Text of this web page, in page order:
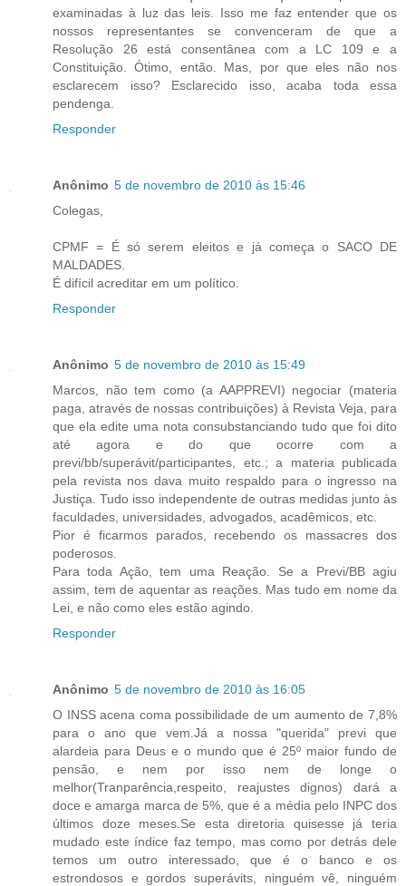
examinadas à luz das leis. Isso me faz entender que os
nossos representantes se convenceram de que a
Resolução 26 está consentânea com a LC 109 e a
Constituição. Ótimo, então. Mas, por que eles não nos
esclarecem isso? Esclarecido isso, acaba toda essa
pendenga.
Responder
Anônimo 5 de novembro de 2010 às 15:46
Colegas,
CPMF = É só serem eleitos e já começa o SACO DE
MALDADES.
É difícil acreditar em um político.
Responder
Anônimo 5 de novembro de 2010 às 15:49
Marcos, não tem como (a AAPPREVI) negociar (materia
paga, através de nossas contribuições) à Revista Veja, para
que ela edite uma nota consubstanciando tudo que foi dito
até agora e do que ocorre com a
previ/bb/superávit/participantes, etc.; a materia publicada
pela revista nos dava muito respaldo para o ingresso na
Justiça. Tudo isso independente de outras medidas junto às
faculdades, universidades, advogados, acadêmicos, etc.
Pior é ficarmos parados, recebendo os massacres dos
poderosos.
Para toda Ação, tem uma Reação. Se a Previ/BB agiu
assim, tem de aquentar as reações. Mas tudo em nome da
Lei, e não como eles estão agindo.
Responder
Anônimo 5 de novembro de 2010 às 16:05
O INSS acena coma possibilidade de um aumento de 7,8%
para o ano que vem.Já a nossa "querida" previ que
alardeia para Deus e o mundo que é 25º maior fundo de
pensão, e nem por isso nem de longe o
melhor(Tranparência,respeito, reajustes dignos) dará a
doce e amarga marca de 5%, que é a média pelo INPC dos
últimos doze meses.Se esta diretoria quisesse já teria
mudado este índice faz tempo, mas como por detrás dele
temos um outro interessado, que é o banco e os
estrondosos e gordos superávits, ninguém vê, ninguém